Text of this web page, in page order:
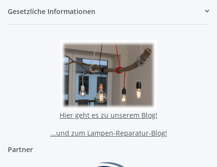
Gesetzliche Informationen
Hier geht es zu unserem Blog!
...und zum Lampen-Reparatur-Blog!
Partner